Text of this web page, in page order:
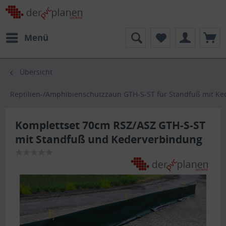
Menü
Übersicht
Reptilien-/Amphibienschutzzaun GTH-S-ST für Standfuß mit
Komplettset 70cm RSZ/ASZ GTH-S-ST
mit Standfuß und Kederverbindung